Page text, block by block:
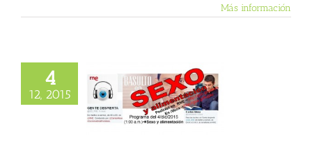
Más información
4
12, 2015
y sexualidad,
«Gente Sana»,